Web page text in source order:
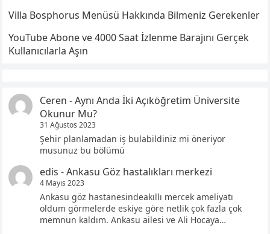
Villa Bosphorus Menüsü Hakkında Bilmeniz Gerekenler
YouTube Abone ve 4000 Saat İzlenme Barajını Gerçek
Kullanıcılarla Aşın
Ceren -Aynı Anda İki Açıköğretim Üniversite
Okunur Mu?
31 Ağustos 2023
Şehir planlamadan iş bulabildiniz mi öneriyor
musunuz bu bölümü
edis -Ankasu Göz hastalıkları merkezi
4 Mayıs 2023
Ankasu göz hastanesindeakıllı mercek ameliyatı
oldum görmelerde eskiye göre netlik çok fazla çok
memnun kaldım. Ankasu ailesi ve Ali Hocaya…